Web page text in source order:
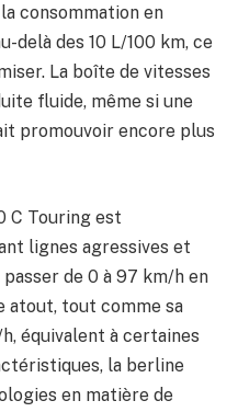
consommation en
delà des 10 L/100 km, ce
La boîte de vitesses
fluide, même si une
promouvoir encore plus
C Touring est
lignes agressives et
de 0 à 97 km/h en
atout, tout comme sa
équivalent à certaines
la berline
en matière de